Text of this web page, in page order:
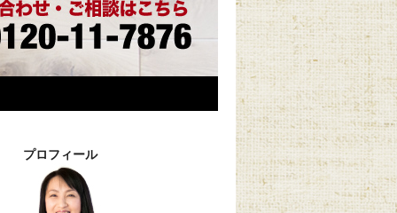
プロフィール